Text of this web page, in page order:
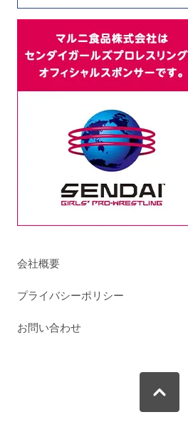
会社概要
プライバシーポリシー
お問い合わせ